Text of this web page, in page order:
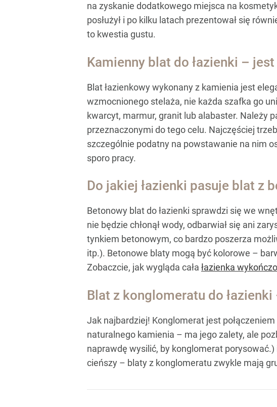
na zyskanie dodatkowego miejsca na
posłużył i po kilku latach prezentował się
to kwestia gustu.
Kamienny blat do łazienki –
Blat łazienkowy wykonany z kamienia jest
wzmocnionego stelaża, nie każda szafka go
kwarcyt, marmur, granit lub alabaster. Należy
przeznaczonymi do tego celu. Najczęściej
szczególnie podatny na powstawanie na nim
sporo pracy.
Do jakiej łazienki pasuje blat z
Betonowy blat do łazienki sprawdzi się we
nie będzie chłonął wody, odbarwiał się ani
tynkiem betonowym, co bardzo poszerza
itp.). Betonowe blaty mogą być kolorowe –
Zobaczcie, jak wygląda cała łazienka
Blat z konglomeratu do
Jak najbardziej! Konglomerat jest
naturalnego kamienia – ma jego zalety, ale
naprawdę wysilić, by konglomerat
cieńszy – blaty z konglomeratu zwykle mają